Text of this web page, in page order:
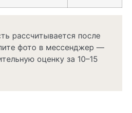
рассчитывается после
фото в мессенджер —
оценку за 10–15